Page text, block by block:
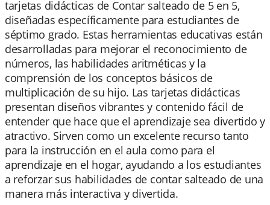
tarjetas didácticas de Contar salteado de 5 en 5,
diseñadas específicamente para estudiantes de
séptimo grado. Estas herramientas educativas están
desarrolladas para mejorar el reconocimiento de
números, las habilidades aritméticas y la
comprensión de los conceptos básicos de
multiplicación de su hijo. Las tarjetas didácticas
presentan diseños vibrantes y contenido fácil de
entender que hace que el aprendizaje sea divertido y
atractivo. Sirven como un excelente recurso tanto
para la instrucción en el aula como para el
aprendizaje en el hogar, ayudando a los estudiantes
a reforzar sus habilidades de contar salteado de una
manera más interactiva y divertida.